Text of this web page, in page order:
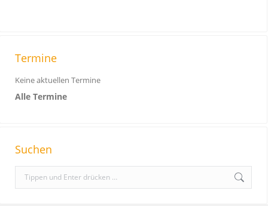
Termine
Keine aktuellen Termine
Alle Termine
Suchen
e